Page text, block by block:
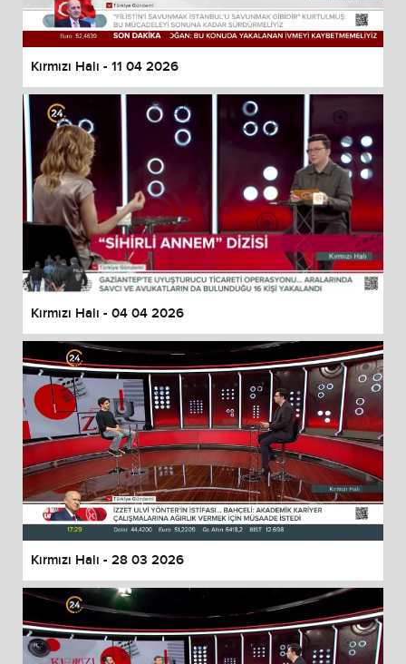
Kırmızı Halı - 11 04 2026
Kırmızı Halı - 04 04 2026
Kırmızı Halı - 28 03 2026